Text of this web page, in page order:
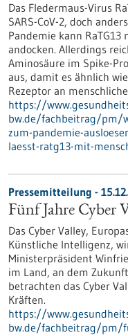
Das Fledermaus-Virus
SARS-CoV-2, doch
Pandemie kann
andocken. Allerdings
Aminosäure im Spike-
aus, damit es ähnlich wie
Rezeptor an
https://
bw.de/fachbeitrag/pm/
zum-pandemie-
laesst-ratg13-mit-
Pressemitteilung -
Fünf Jahre Cyber
Das Cyber Valley,
Künstliche Intelligenz,
Ministerpräsident
im Land, an dem
betrachten das Cyber
Kräften.
https://
bw.de/fachbeitrag/pm/